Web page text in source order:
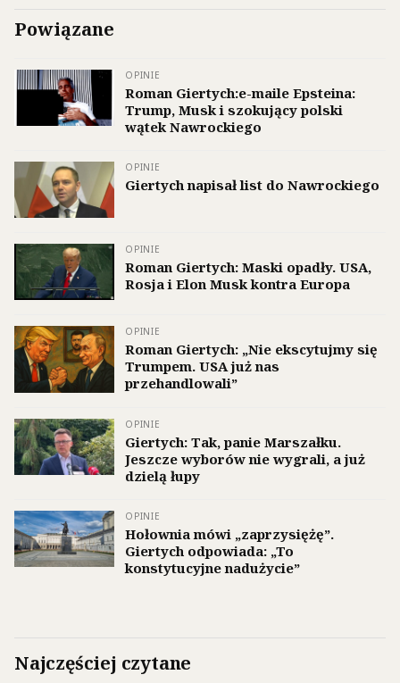
Powiązane
OPINIE
Roman Giertych:e-maile Epsteina:
Trump, Musk i szokujący polski
wątek Nawrockiego
OPINIE
Giertych napisał list do Nawrockiego
OPINIE
Roman Giertych: Maski opadły. USA,
Rosja i Elon Musk kontra Europa
OPINIE
Roman Giertych: „Nie ekscytujmy się
Trumpem. USA już nas
przehandlowali”
OPINIE
Giertych: Tak, panie Marszałku.
Jeszcze wyborów nie wygrali, a już
dzielą łupy
OPINIE
Hołownia mówi „zaprzysiężę”.
Giertych odpowiada: „To
konstytucyjne nadużycie”
Najczęściej czytane